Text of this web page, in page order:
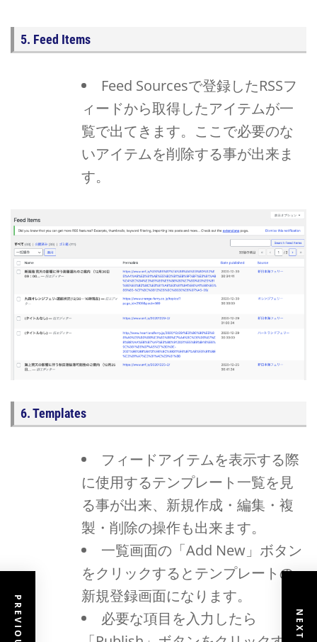
5. Feed Items
Feed Sourcesで登録したRSSフ
ィードから取得したアイテムが一
覧で出てきます。ここで必要のな
いアイテムを削除する事が出来ま
す。
6. Templates
フィードアイテムを表示する際
に使用するテンプレート一覧を見
る事が出来、新規作成・編集・複
製・削除の操作も出来ます。
一覧画面の「Add New」ボタン
をクリックするとテンプレートの
新規登録画面になります。
必要な項目を入力したら